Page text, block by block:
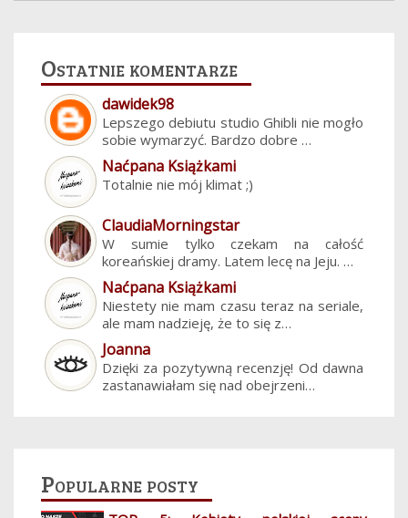
Ostatnie komentarze
dawidek98
Lepszego debiutu studio Ghibli nie mogło
sobie wymarzyć. Bardzo dobre …
Naćpana Książkami
Totalnie nie mój klimat ;)
ClaudiaMorningstar
W sumie tylko czekam na całość
koreańskiej dramy. Latem lecę na Jeju. …
Naćpana Książkami
Niestety nie mam czasu teraz na seriale,
ale mam nadzieję, że to się z…
Joanna
Dzięki za pozytywną recenzję! Od dawna
zastanawiałam się nad obejrzeni…
Popularne posty